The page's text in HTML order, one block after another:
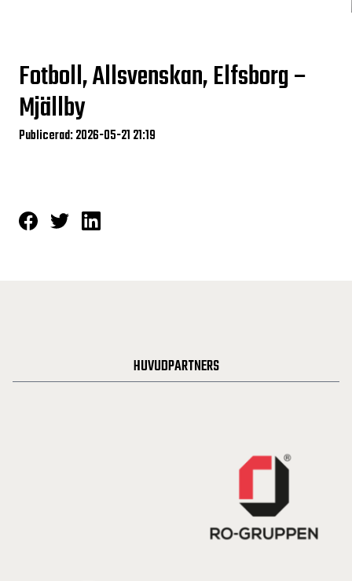
Fotboll, Allsvenskan, Elfsborg –
Mjällby
Publicerad: 2026-05-21 21:19
HUVUDPARTNERS